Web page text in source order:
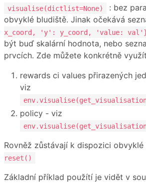
visualise(dictlist=None)
: bez
obvyklé bludiště. Jinak očekává
x_coord, 'y': y_coord, 'value:
být buď skalární hodnota, nebo
prvcích. Zde můžete konkrétně
rewards ci values přirazených
viz
policy - viz
Rovněž zůstávají k dispozici
reset()
Základní příklad použítí je vidět v